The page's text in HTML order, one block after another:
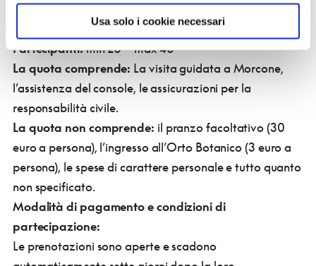
Usa solo i cookie necessari
343 1737
socio Lorenzo Piombo
Partecipanti:min 25 – max 40
La quota comprende: La visita guidata a Morcone,
l’assistenza del console, le assicurazioni per la
responsabilità civile.
La quota non comprende: il pranzo facoltativo (30
euro a persona), l’ingresso all’Orto Botanico (3 euro a
persona), le spese di carattere personale e tutto quanto
non specificato.
Modalità di pagamento e condizioni di
partecipazione:
Le prenotazioni sono aperte e scadono